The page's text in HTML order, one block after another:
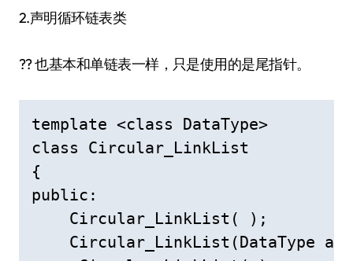
2.声明循环链表类
?? 也基本和单链表一样，只是使用的是尾指针。
template <class DataType>
class Circular_LinkList
{
public:
Circular_LinkList( );
Circular_LinkList(DataType a[